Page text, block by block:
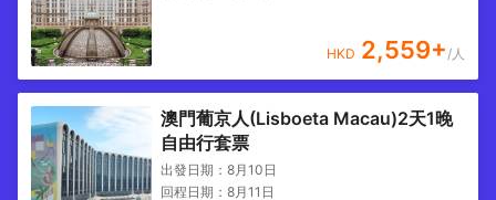
HKD 2,559+ /人
澳門葡京人(Lisboeta Macau)2天1晚
自由行套票
出發日期： 8月10日
回程日期： 8月11日